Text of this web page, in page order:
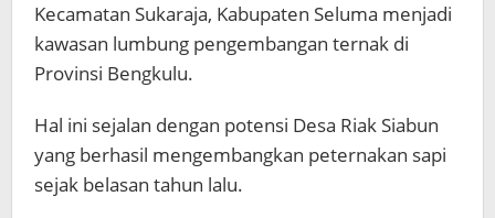
Kecamatan Sukaraja, Kabupaten Seluma menjadi
kawasan lumbung pengembangan ternak di
Provinsi Bengkulu.
Hal ini sejalan dengan potensi Desa Riak Siabun
yang berhasil mengembangkan peternakan sapi
sejak belasan tahun lalu.